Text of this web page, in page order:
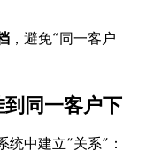
，避免“同一客户
同一客户下
中建立“关系”：